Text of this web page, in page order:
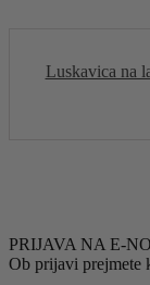
Luskavica na
PRIJAVA NA E-
Ob prijavi prejmete